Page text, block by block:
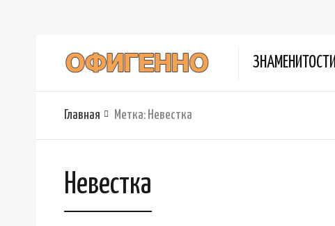
ЗНАМЕНИТОСТИ
Главная Метка: Невестка
Невестка